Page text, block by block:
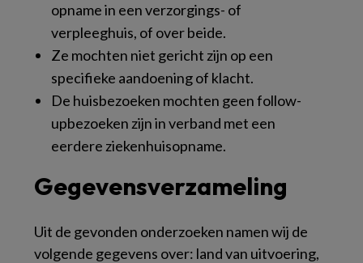
opname in een verzorgings- of
verpleeghuis, of over beide.
Ze mochten niet gericht zijn op een
specifieke aandoening of klacht.
De huisbezoeken mochten geen follow-
upbezoeken zijn in verband met een
eerdere ziekenhuisopname.
Gegevensverzameling
Uit de gevonden onderzoeken namen wij de
volgende gegevens over: land van uitvoering,